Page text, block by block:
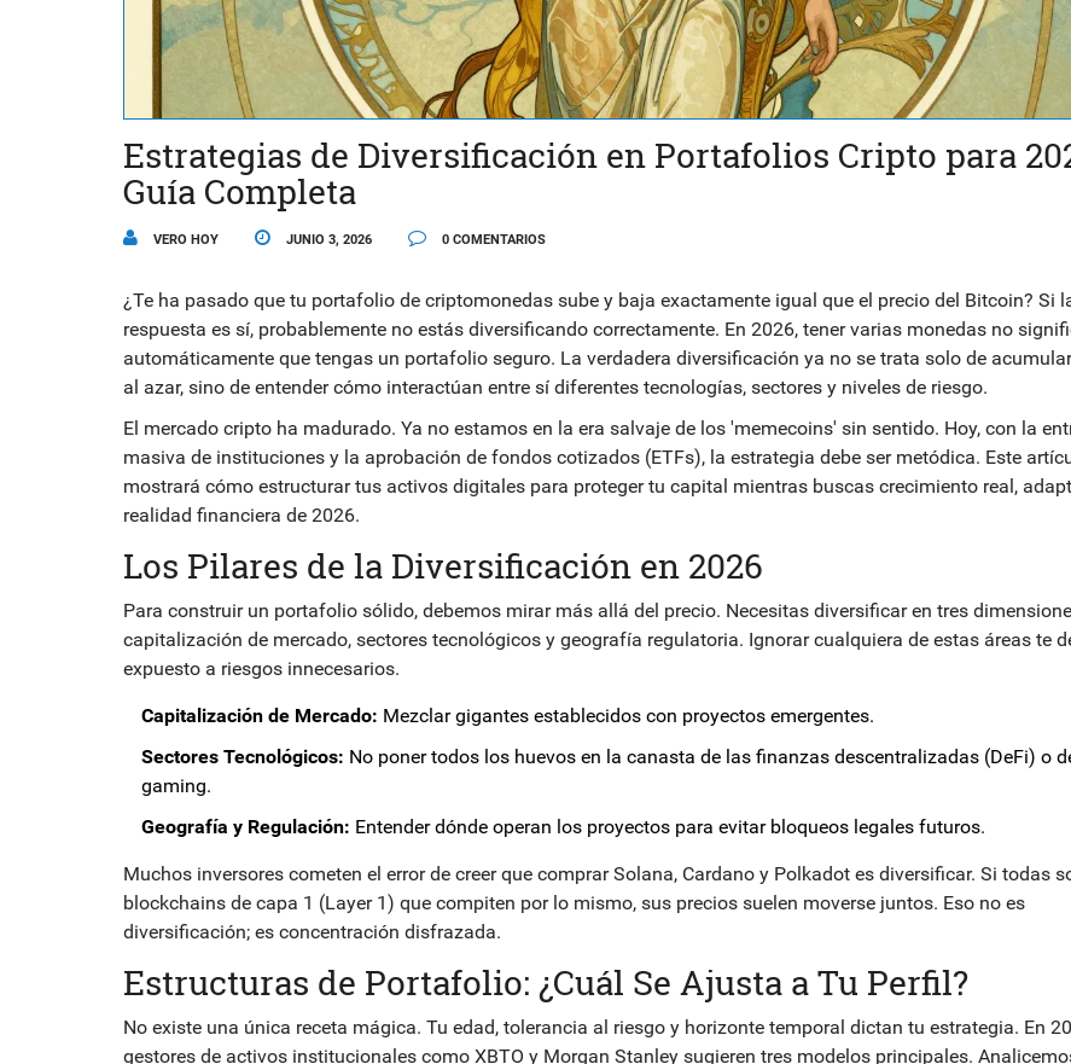
Estrategias de Diversificación en Portafolios Cripto para
Guía Completa
VERO HOY JUNIO 3, 2026 0 COMENTARIOS
¿Te ha pasado que tu portafolio de criptomonedas sube y baja exactamente igual que el precio del Bitcoin? Si
respuesta es sí, probablemente no estás diversificando correctamente. En 2026, tener varias monedas no
automáticamente que tengas un portafolio seguro. La verdadera diversificación ya no se trata solo de
al azar, sino de entender cómo interactúan entre sí diferentes tecnologías, sectores y niveles de riesgo.
El mercado cripto ha madurado. Ya no estamos en la era salvaje de los 'memecoins' sin sentido. Hoy, con la
masiva de instituciones y la aprobación de fondos cotizados (ETFs), la estrategia debe ser metódica. Este
mostrará cómo estructurar tus activos digitales para proteger tu capital mientras buscas crecimiento real,
realidad financiera de 2026.
Los Pilares de la Diversificación en 2026
Para construir un portafolio sólido, debemos mirar más allá del precio. Necesitas diversificar en tres
capitalización de mercado, sectores tecnológicos y geografía regulatoria. Ignorar cualquiera de estas áreas te
expuesto a riesgos innecesarios.
Capitalización de Mercado: Mezclar gigantes establecidos con proyectos emergentes.
Sectores Tecnológicos: No poner todos los huevos en la canasta de las finanzas descentralizadas (DeFi) o
gaming.
Geografía y Regulación: Entender dónde operan los proyectos para evitar bloqueos legales futuros.
Muchos inversores cometen el error de creer que comprar Solana, Cardano y Polkadot es diversificar. Si todas
blockchains de capa 1 (Layer 1) que compiten por lo mismo, sus precios suelen moverse juntos. Eso no es
diversificación; es concentración disfrazada.
Estructuras de Portafolio: ¿Cuál Se Ajusta a Tu Perfil?
No existe una única receta mágica. Tu edad, tolerancia al riesgo y horizonte temporal dictan tu estrategia. En
gestores de activos institucionales como XBTO y Morgan Stanley sugieren tres modelos principales.